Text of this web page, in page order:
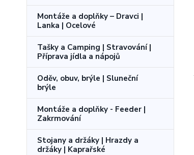
Montáže a doplňky – Dravci |
Lanka | Ocelové
Tašky a Camping | Stravování |
Příprava jídla a nápojů
Oděv, obuv, brýle | Sluneční
brýle
Montáže a doplňky - Feeder |
Zakrmování
Stojany a držáky | Hrazdy a
držáky | Kaprařské